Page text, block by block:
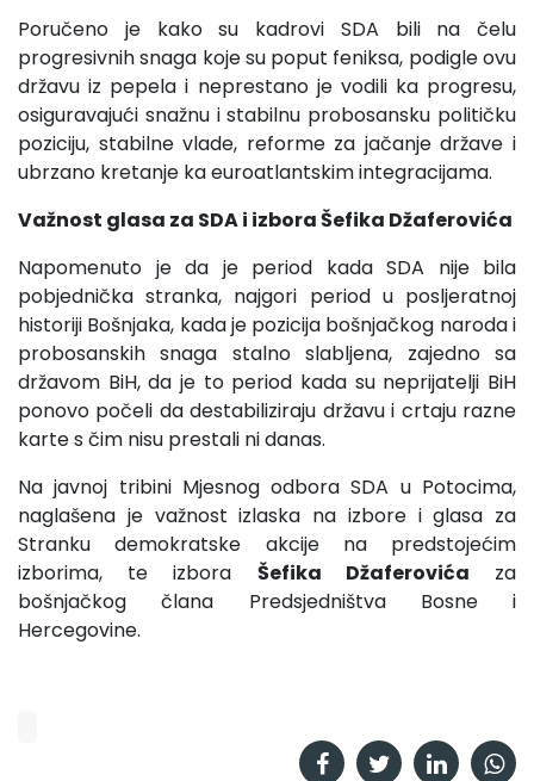
Poručeno je kako su kadrovi SDA bili na čelu
progresivnih snaga koje su poput feniksa, podigle ovu
državu iz pepela i neprestano je vodili ka progresu,
osiguravajući snažnu i stabilnu probosansku političku
poziciju, stabilne vlade, reforme za jačanje države i
ubrzano kretanje ka euroatlantskim integracijama.
Važnost glasa za SDA i izbora Šefika Džaferovića
Napomenuto je da je period kada SDA nije bila
pobjednička stranka, najgori period u posljeratnoj
historiji Bošnjaka, kada je pozicija bošnjačkog naroda i
probosanskih snaga stalno slabljena, zajedno sa
državom BiH, da je to period kada su neprijatelji BiH
ponovo počeli da destabiliziraju državu i crtaju razne
karte s čim nisu prestali ni danas.
Na javnoj tribini Mjesnog odbora SDA u Potocima,
naglašena je važnost izlaska na izbore i glasa za
Stranku demokratske akcije na predstojećim
izborima, te izbora Šefika Džaferovića za
bošnjačkog člana Predsjedništva Bosne i
Hercegovine.